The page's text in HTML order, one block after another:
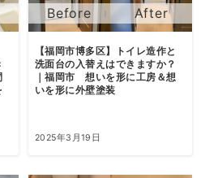
【福岡市博多区】トイレ造作と
洗面台の入替えはできますか？
｜福岡市 想いを形に工房＆想
いを形に外壁塗装
2025年3月19日